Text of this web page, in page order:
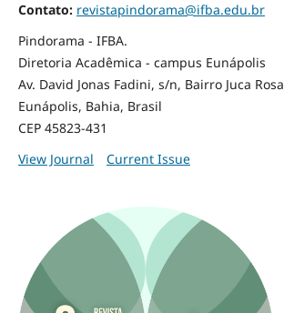
Contato: revistapindorama@ifba.edu.br
Pindorama - IFBA.
Diretoria Acadêmica - campus Eunápolis
Av. David Jonas Fadini, s/n, Bairro Juca Rosa
Eunápolis, Bahia, Brasil
CEP 45823-431
View Journal
Current Issue